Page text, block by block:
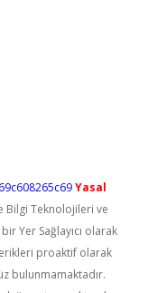
Yasal
Bilgi Teknolojileri ve
Yer Sağlayıcı olarak
proaktif olarak
bulunmamaktadır.